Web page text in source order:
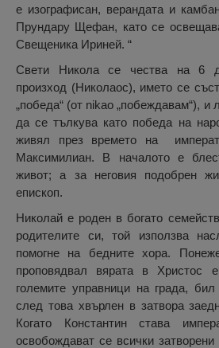
е изографисан, верандата и
Прундару Щефан, като се
Свещеника Ириней. “
Свети Никола се чества на 6
произход (Николаос), името се
„победа“ (от nikaо „побеждавам“), и
да се тълкува като победа на
живял през времето на
Максимилиан. В началото е
живот; а за неговия подобрен
епископ.
Николай е роден в богато
родителите си, той използва
помогне на бедните хора.
проповядвал вярата в Христос
големите управници на града,
след това хвърлен в затвора
Когато Константин става
освобождават се всички